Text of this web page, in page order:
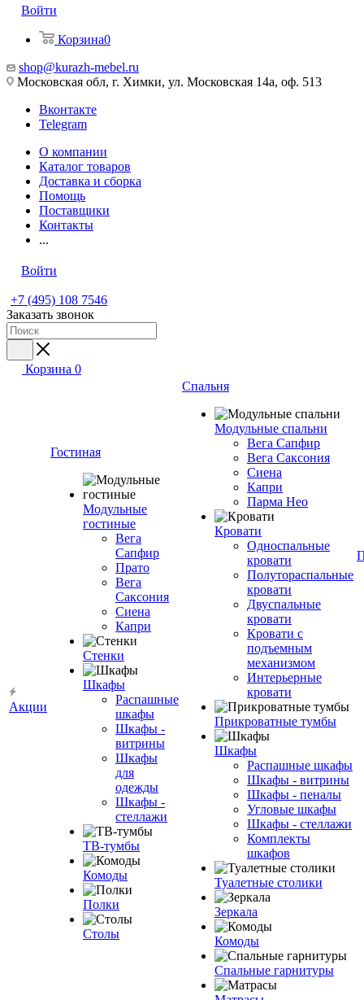
Войти
Корзина0
shop@kurazh-mebel.ru
Московская обл, г. Химки, ул. Московская 14а, оф. 513
Вконтакте
Telegram
О компании
Каталог товаров
Доставка и сборка
Помощь
Поставщики
Контакты
...
Войти
+7 (495) 108 7546
Заказать звонок
Корзина 0
Акции
Гостиная
Модульные
гостиные
Вега
Сапфир
Прато
Вега
Саксония
Сиена
Капри
Стенки
Шкафы
Распашные
шкафы
Шкафы -
витрины
Шкафы
для
одежды
Шкафы -
стеллажи
ТВ-тумбы
Комоды
Полки
Столы
Спальня
Модульные спальни
Вега Сапфир
Вега Саксония
Сиена
Капри
Парма Нео
Кровати
Односпальные
кровати
Полутораспальные
кровати
Двуспальные
кровати
Кровати с
подъемным
механизмом
Интерьерные
кровати
Прикроватные тумбы
Шкафы
Распашные шкафы
Шкафы - витрины
Шкафы - пеналы
Угловые шкафы
Шкафы - стеллажи
Комплекты
шкафов
Туалетные столики
Зеркала
Комоды
Спальные гарнитуры